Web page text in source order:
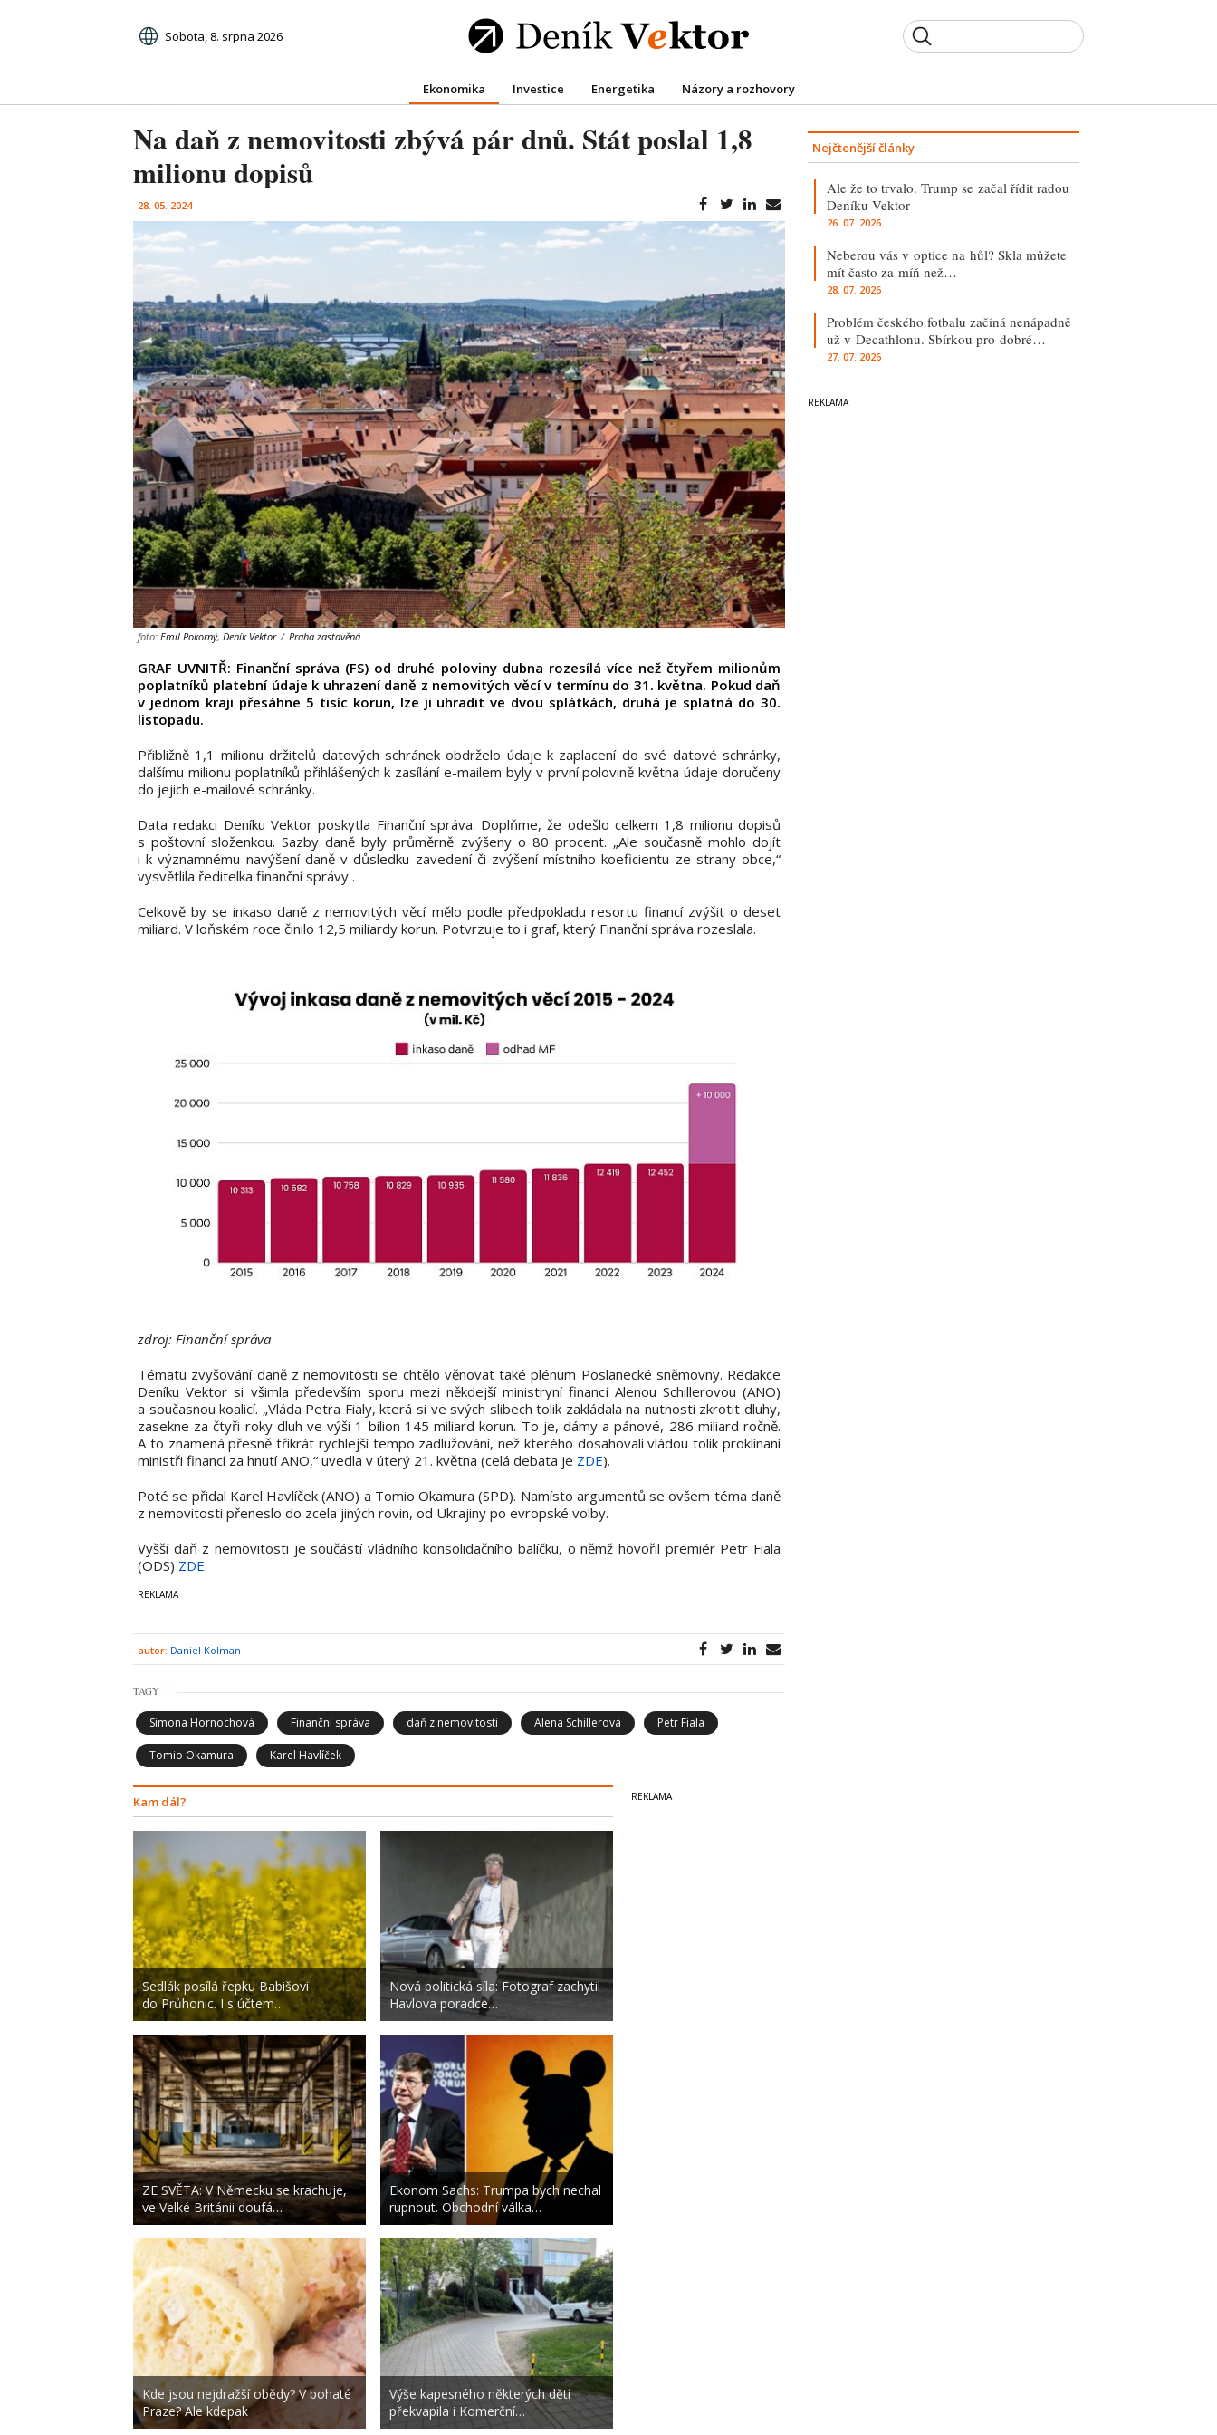
Sobota, 8. srpna 2026
Ekonomika Investice Energetika Názory a rozhovory
Na daň z nemovitosti zbývá pár dnů. Stát poslal 1,8
milionu dopisů
28. 05. 2024
foto: Emil Pokorný, Deník Vektor / Praha zastavěná
GRAF UVNITŘ: Finanční správa (FS) od druhé poloviny dubna rozesílá více než čtyřem milionům
poplatníků platební údaje k uhrazení daně z nemovitých věcí v termínu do 31. května. Pokud daň
v jednom kraji přesáhne 5 tisíc korun, lze ji uhradit ve dvou splátkách, druhá je splatná do 30.
listopadu.
Přibližně 1,1 milionu držitelů datových schránek obdrželo údaje k zaplacení do své datové schránky,
dalšímu milionu poplatníků přihlášených k zasílání e-mailem byly v první polovině května údaje doručeny
do jejich e-mailové schránky.
Data redakci Deníku Vektor poskytla Finanční správa. Doplňme, že odešlo celkem 1,8 milionu dopisů
s poštovní složenkou. Sazby daně byly průměrně zvýšeny o 80 procent. „Ale současně mohlo dojít
i k významnému navýšení daně v důsledku zavedení či zvýšení místního koeficientu ze strany obce,“
vysvětlila ředitelka finanční správy .
Celkově by se inkaso daně z nemovitých věcí mělo podle předpokladu resortu financí zvýšit o deset
miliard. V loňském roce činilo 12,5 miliardy korun. Potvrzuje to i graf, který Finanční správa rozeslala.
zdroj: Finanční správa
Tématu zvyšování daně z nemovitosti se chtělo věnovat také plénum Poslanecké sněmovny. Redakce
Deníku Vektor si všimla především sporu mezi někdejší ministryní financí Alenou Schillerovou (ANO)
a současnou koalicí. „Vláda Petra Fialy, která si ve svých slibech tolik zakládala na nutnosti zkrotit dluhy,
zasekne za čtyři roky dluh ve výši 1 bilion 145 miliard korun. To je, dámy a pánové, 286 miliard ročně.
A to znamená přesně třikrát rychlejší tempo zadlužování, než kterého dosahovali vládou tolik proklínaní
ministři financí za hnutí ANO,“ uvedla v úterý 21. května (celá debata je ZDE).
Poté se přidal Karel Havlíček (ANO) a Tomio Okamura (SPD). Namísto argumentů se ovšem téma daně
z nemovitosti přeneslo do zcela jiných rovin, od Ukrajiny po evropské volby.
Vyšší daň z nemovitosti je součástí vládního konsolidačního balíčku, o němž hovořil premiér Petr Fiala
(ODS) ZDE.
autor: Daniel Kolman
TAGY
Simona Hornochová Finanční správa daň z nemovitosti Alena Schillerová Petr Fiala
Tomio Okamura Karel Havlíček
Nejčtenější články
Ale že to trvalo. Trump se začal řídit radou
Deníku Vektor
26. 07. 2026
Neberou vás v optice na hůl? Skla můžete
mít často za míň než…
28. 07. 2026
Problém českého fotbalu začíná nenápadně
už v Decathlonu. Sbírkou pro dobré…
27. 07. 2026
Kam dál?
Sedlák posílá řepku Babišovi
do Průhonic. I s účtem…
ZE SVĚTA: V Německu se krachuje,
ve Velké Británii doufá…
Kde jsou nejdražší obědy? V bohaté
Praze? Ale kdepak
Nová politická síla: Fotograf zachytil
Havlova poradce…
Ekonom Sachs: Trumpa bych nechal
rupnout. Obchodní válka…
Výše kapesného některých dětí
překvapila i Komerční…